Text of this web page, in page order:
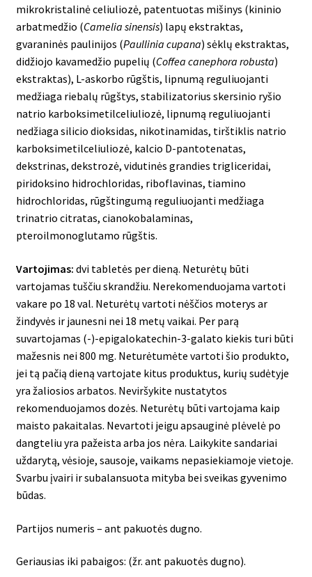
mikrokristalinė celiuliozė, patentuotas mišinys (kininio
arbatmedžio (Camelia sinensis) lapų ekstraktas,
gvaraninės paulinijos (Paullinia cupana) sėklų ekstraktas,
didžiojo kavamedžio pupelių (Coffea canephora robusta)
ekstraktas), L-askorbo rūgštis, lipnumą reguliuojanti
medžiaga riebalų rūgštys, stabilizatorius skersinio ryšio
natrio karboksimetilceliuliozė, lipnumą reguliuojanti
nedžiaga silicio dioksidas, nikotinamidas, tirštiklis natrio
karboksimetilceliuliozė, kalcio D-pantotenatas,
dekstrinas, dekstrozė, vidutinės grandies trigliceridai,
piridoksino hidrochloridas, riboflavinas, tiamino
hidrochloridas, rūgštingumą reguliuojanti medžiaga
trinatrio citratas, cianokobalaminas,
pteroilmonoglutamo rūgštis.
Vartojimas: dvi tabletės per dieną. Neturėtų būti
vartojamas tuščiu skrandžiu. Nerekomenduojama vartoti
vakare po 18 val. Neturėtų vartoti nėščios moterys ar
žindyvės ir jaunesni nei 18 metų vaikai. Per parą
suvartojamas (-)-epigalokatechin-3-galato kiekis turi būti
mažesnis nei 800 mg. Neturėtumėte vartoti šio produkto,
jei tą pačią dieną vartojate kitus produktus, kurių sudėtyje
yra žaliosios arbatos. Neviršykite nustatytos
rekomenduojamos dozės. Neturėtų būti vartojama kaip
maisto pakaitalas. Nevartoti jeigu apsauginė plėvelė po
dangteliu yra pažeista arba jos nėra. Laikykite sandariai
uždarytą, vėsioje, sausoje, vaikams nepasiekiamoje vietoje.
Svarbu įvairi ir subalansuota mityba bei sveikas gyvenimo
būdas.
Partijos numeris – ant pakuotės dugno.
Geriausias iki pabaigos: (žr. ant pakuotės dugno).